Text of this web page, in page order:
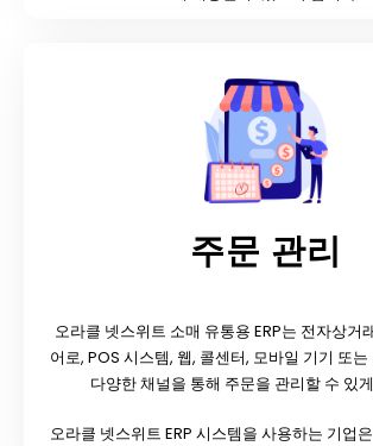
주문 관리
오라클 넷스위트 소매 유통용 ERP는 전자상거
어로, POS 시스템, 웹, 콜센터, 모바일 기기 또
다양한 채널을 통해 주문을 관리할 수 있
오라클 넷스위트 ERP 시스템을 사용하는 기업